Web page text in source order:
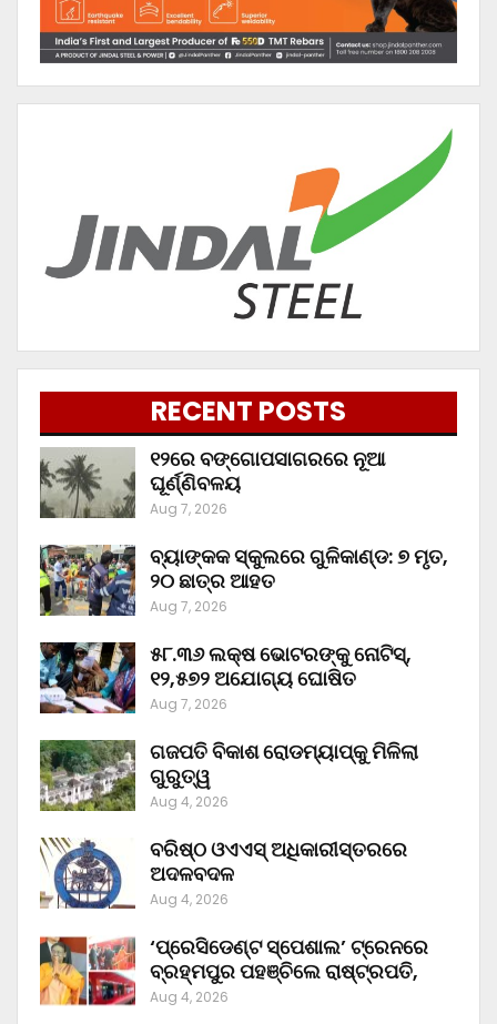
RECENT POSTS
୧୨ରେ ବଙ୍ଗୋପସାଗରରେ ନୂଆ
ଘୂର୍ଣ୍ଣିବଳୟ
Aug 7, 2026
ବ୍ୟାଙ୍କକ ସ୍କୁଲରେ ଗୁଳିକାଣ୍ଡ: ୭ ମୃତ,
୨୦ ଛାତ୍ର ଆହତ
Aug 7, 2026
୫୮.୩୬ ଲକ୍ଷ ଭୋଟରଙ୍କୁ ନୋଟିସ୍‌,
୧୨,୫୭୨ ଅଯୋଗ୍ୟ ଘୋଷିତ
Aug 7, 2026
ଗଜପତି ବିକାଶ ରୋଡମ୍ୟାପ୍‌କୁ ମିଳିଲା
ଗୁରୁତ୍ୱ
Aug 4, 2026
ବରିଷ୍ଠ ଓଏଏସ୍‌ ଅଧିକାରୀସ୍ତରରେ
ଅଦଳବଦଳ
Aug 4, 2026
‘ପ୍ରେସିଡେଣ୍ଟ ସ୍ପେଶାଲ’ ଟ୍ରେନରେ
ବ୍ରହ୍ମପୁର ପହଞ୍ଚିଲେ ରାଷ୍ଟ୍ରପତି,
Aug 4, 2026